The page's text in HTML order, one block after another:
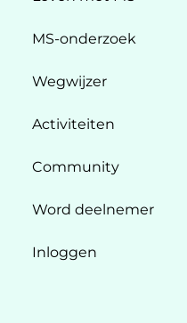
MS-onderzoek
Wegwijzer
Activiteiten
Community
Word deelnemer
Inloggen